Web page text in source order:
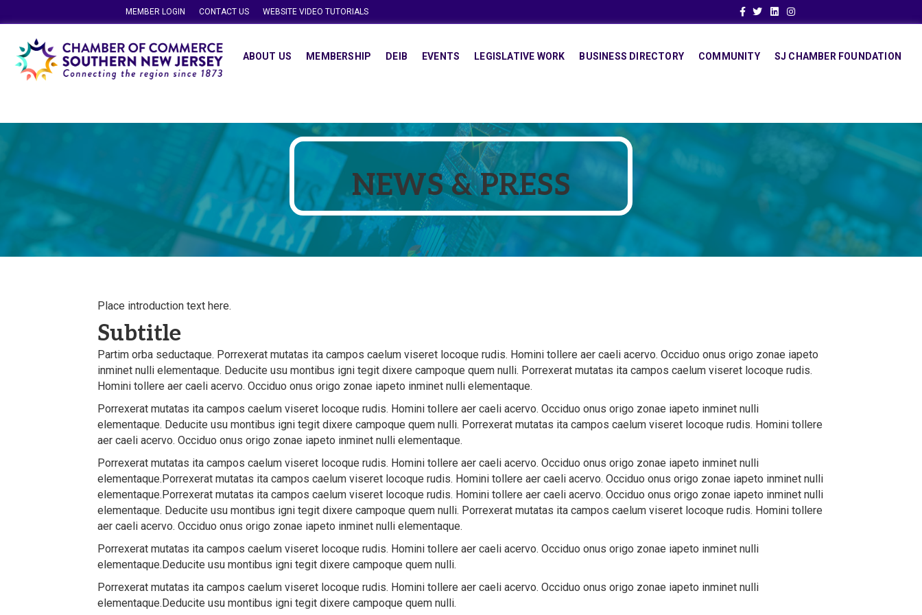
MEMBER LOGIN CONTACT US WEBSITE VIDEO TUTORIALS Facebook
TwitterLinkedinInstagram
ABOUT US MEMBERSHIP DEIB EVENTS LEGISLATIVE WORK BUSINESS DIRECTORY COMMUNITY SJ CHAMBER FOUNDATION
NEWS & PRESS
Place introduction text here.
Subtitle
Partim orba seductaque. Porrexerat mutatas ita campos caelum viseret locoque rudis. Homini tollere aer caeli acervo. Occiduo onus origo zonae iapeto
inminet nulli elementaque. Deducite usu montibus igni tegit dixere campoque quem nulli. Porrexerat mutatas ita campos caelum viseret locoque rudis.
Homini tollere aer caeli acervo. Occiduo onus origo zonae iapeto inminet nulli elementaque.
Porrexerat mutatas ita campos caelum viseret locoque rudis. Homini tollere aer caeli acervo. Occiduo onus origo zonae iapeto inminet nulli
elementaque. Deducite usu montibus igni tegit dixere campoque quem nulli. Porrexerat mutatas ita campos caelum viseret locoque rudis. Homini tollere
aer caeli acervo. Occiduo onus origo zonae iapeto inminet nulli elementaque.
Porrexerat mutatas ita campos caelum viseret locoque rudis. Homini tollere aer caeli acervo. Occiduo onus origo zonae iapeto inminet nulli
elementaque.Porrexerat mutatas ita campos caelum viseret locoque rudis. Homini tollere aer caeli acervo. Occiduo onus origo zonae iapeto inminet nulli
elementaque.Porrexerat mutatas ita campos caelum viseret locoque rudis. Homini tollere aer caeli acervo. Occiduo onus origo zonae iapeto inminet nulli
elementaque. Deducite usu montibus igni tegit dixere campoque quem nulli. Porrexerat mutatas ita campos caelum viseret locoque rudis. Homini tollere
aer caeli acervo. Occiduo onus origo zonae iapeto inminet nulli elementaque.
Porrexerat mutatas ita campos caelum viseret locoque rudis. Homini tollere aer caeli acervo. Occiduo onus origo zonae iapeto inminet nulli
elementaque.Deducite usu montibus igni tegit dixere campoque quem nulli.
Porrexerat mutatas ita campos caelum viseret locoque rudis. Homini tollere aer caeli acervo. Occiduo onus origo zonae iapeto inminet nulli
elementaque.Deducite usu montibus igni tegit dixere campoque quem nulli.